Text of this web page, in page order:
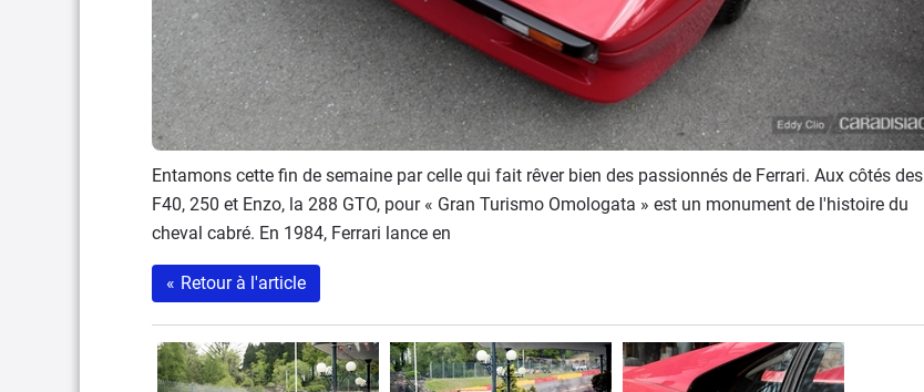
Entamons cette fin de semaine par celle qui fait rêver bien des passionnés de Ferrari. Aux côtés des
F40, 250 et Enzo, la 288 GTO, pour « Gran Turismo Omologata » est un monument de l'histoire du
cheval cabré. En 1984, Ferrari lance en
« Retour à l'article